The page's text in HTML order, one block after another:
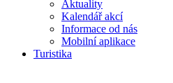
Aktuality
Kalendář akcí
Informace od nás
Mobilní aplikace
Turistika